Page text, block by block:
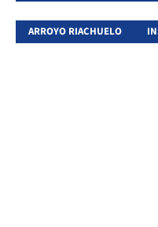
ARROYO RIACHUELO